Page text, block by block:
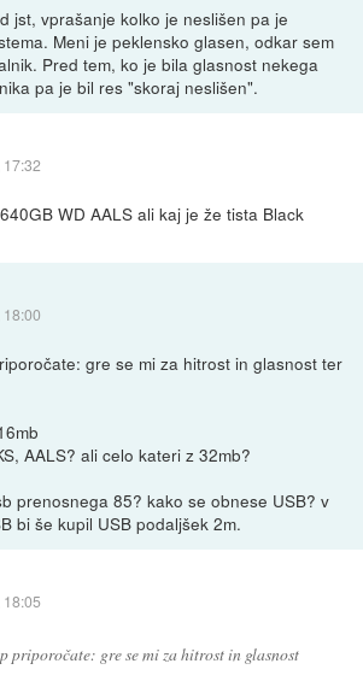
jst, vprašanje kolko je neslišen pa je
Meni je peklensko glasen, odkar sem
Pred tem, ko je bila glasnost nekega
pa je bil res "skoraj neslišen".
WD AALS ali kaj je že tista Black
gre se mi za hitrost in glasnost ter
AALS? ali celo kateri z 32mb?
prenosnega 85? kako se obnese USB? v
bi še kupil USB podaljšek 2m.
priporočate: gre se mi za hitrost in glasnost